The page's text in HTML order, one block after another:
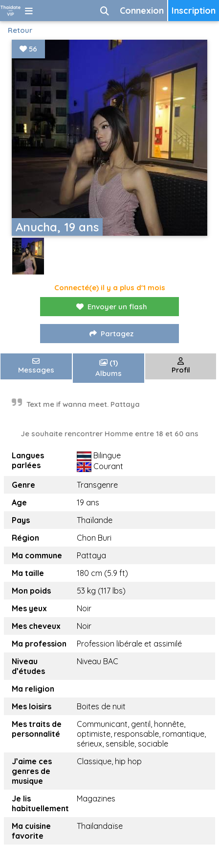
Inscription
Connexion
Retour
Anucha, 19 ans
56
Connecté(e) il y a plus d'1 mois
Envoyer un flash
Partagez
Messages
(1)
Albums
Profil
Text me if wanna meet. Pattaya
Je souhaite rencontrer Homme entre 18 et 60 ans
Langues
parlées
Bilingue
Courant
Genre
Transgenre
Age
19 ans
Pays
Thaïlande
Région
Chon Buri
Ma commune
Pattaya
Ma taille
180 cm (5.9 ft)
Mon poids
53 kg (117 lbs)
Mes yeux
Noir
Mes cheveux
Noir
Ma profession
Profession libérale et assimilé
Niveau
d’études
Niveau BAC
Ma religion
Mes loisirs
Boites de nuit
Mes traits de
personnalité
Communicant, gentil, honnête,
optimiste, responsable, romantique,
sérieux, sensible, sociable
J’aime ces
genres de
musique
Classique, hip hop
Je lis
habituellement
Magazines
Ma cuisine
favorite
Thailandaïse